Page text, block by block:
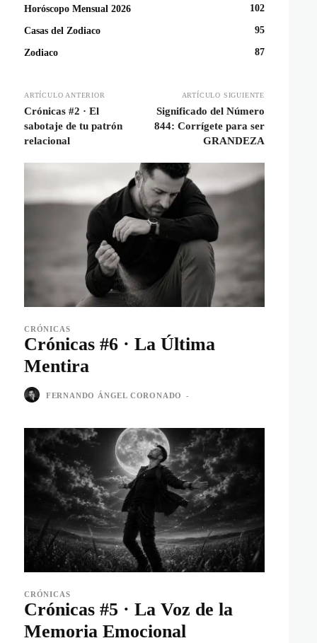
Horóscopo Mensual 2026 102
Casas del Zodiaco 95
Zodiaco 87
ARTÍCULO ANTERIOR
Crónicas #2 · El
sabotaje de tu patrón
relacional
ARTÍCULO SIGUIENTE
Significado del Número
844: Corrígete para ser
GRANDEZA
CRÓNICAS
Crónicas #6 · La Última
Mentira
FERNANDO ÁNGEL CORONADO -
CRÓNICAS
Crónicas #5 · La Voz de la
Memoria Emocional